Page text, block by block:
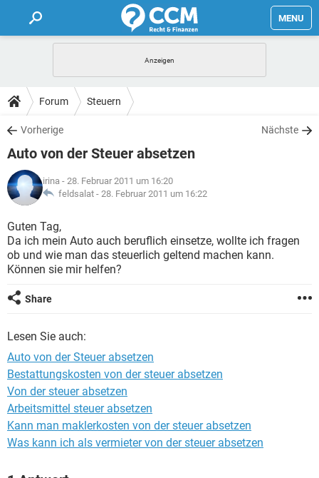
MENU
FORUM
TIPPS
Forum Steuern
Vorherige Nächste
Auto von der Steuer absetzen
irina - 28. Februar 2011 um 16:20
feldsalat - 28. Februar 2011 um 16:22
Guten Tag,
Da ich mein Auto auch beruflich einsetze, wollte ich fragen
ob und wie man das steuerlich geltend machen kann.
Können sie mir helfen?
Share
Lesen Sie auch:
Auto von der Steuer absetzen
Bestattungskosten von der steuer absetzen
Von der steuer absetzen
Arbeitsmittel steuer absetzen
Kann man maklerkosten von der steuer absetzen
Was kann ich als vermieter von der steuer absetzen